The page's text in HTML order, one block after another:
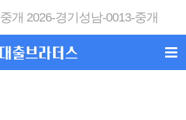
개 2026-경기성남-0013-중개